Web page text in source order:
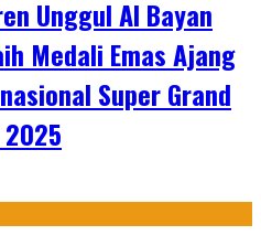
Unggul Al Bayan
Medali Emas Ajang
Super Grand